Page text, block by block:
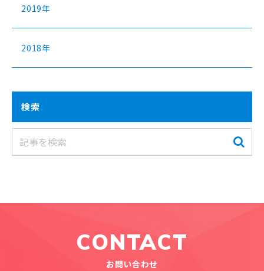
2019年
2018年
検索
CONTACT
お問い合わせ